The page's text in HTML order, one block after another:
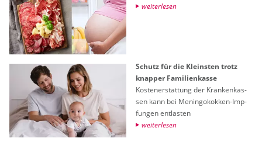
wei­ter­le­sen
Schutz für die Kleins­ten trotz
knap­per Fa­mi­li­en­kas­se
Kos­ten­er­stat­tung der Kran­ken­kas­
sen kann bei Me­nin­go­kok­ken-Imp­
fun­gen ent­las­ten
wei­ter­le­sen